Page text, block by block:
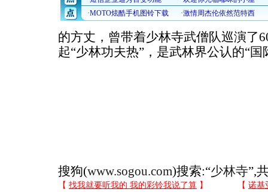
的方丈，曾带着少林寺武僧队巡演了
起“少林功夫热”，是武林界公认的“国
搜狗(www.sogou.com)搜索:“少林寺”,